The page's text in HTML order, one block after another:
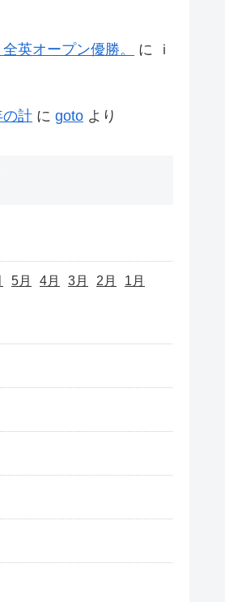
英オープン優勝。 に
ｉ
の計 に goto より
5月 4月 3月 2月 1月